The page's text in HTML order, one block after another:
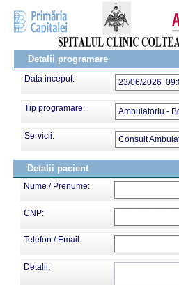
Detalii programare
Data inceput: 23/06/2026
Tip programare: Ambulatoriu -
Servicii: Consult
Detalii pacient
Nume / Prenume:
CNP:
Telefon / Email:
Detalii: